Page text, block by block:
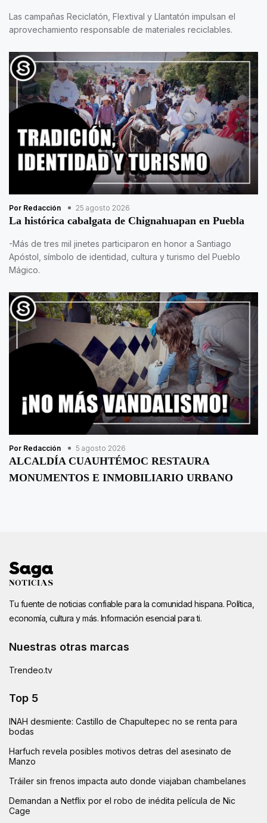
Las campañas Reciclatón, Flextival y Llantatón impulsan el
aprovechamiento responsable de materiales reciclables.
Por Redacción 25 agosto 2026
La histórica cabalgata de Chignahuapan en Puebla
-Más de tres mil jinetes participaron en honor a Santiago
Apóstol, símbolo de identidad, cultura y turismo del Pueblo
Mágico.
Por Redacción 5 agosto 2026
ALCALDÍA CUAUHTÉMOC RESTAURA
MONUMENTOS E INMOBILIARIO URBANO
Tu fuente de noticias confiable para la comunidad hispana. Política,
economía, cultura y más. Información esencial para ti.
Nuestras otras marcas
Trendeo.tv
Top 5
INAH desmiente: Castillo de Chapultepec no se renta para
bodas
Harfuch revela posibles motivos detras del asesinato de
Manzo
Tráiler sin frenos impacta auto donde viajaban chambelanes
Demandan a Netflix por el robo de inédita película de Nic
Cage